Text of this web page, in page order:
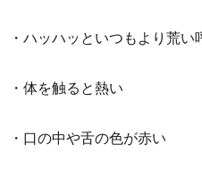
・ハッハッといつもより荒い
・体を触ると熱い
・口の中や舌の色が赤い